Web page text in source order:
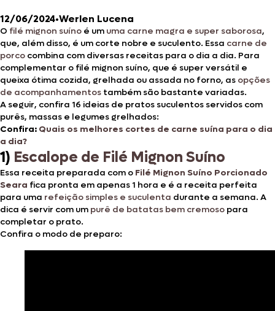
12/06/2024•Werlen Lucena
O filé mignon suíno é um uma carne magra e super saborosa,
que, além disso, é um corte nobre e suculento. Essa carne de
porco combina com diversas receitas para o dia a dia. Para
complementar o filé mignon suíno, que é super versátil e
queixa ótima cozida, grelhada ou assada no forno, as opções
de acompanhamentos também são bastante variadas.
A seguir, confira 16 ideias de pratos suculentos servidos com
purês, massas e legumes grelhados:
Confira: Quais os melhores cortes de carne suína para o dia
a dia?
1) Escalope de Filé Mignon Suíno
Essa receita preparada com o Filé Mignon Suíno Porcionado
Seara fica pronta em apenas 1 hora e é a receita perfeita
para uma refeição simples e suculenta durante a semana. A
dica é servir com um purê de batatas bem cremoso para
completar o prato.
Confira o modo de preparo: